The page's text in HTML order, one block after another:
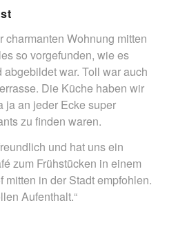
charmanten Wohnung mitten
so vorgefunden, wie es
abgebildet war. Toll war auch
Die Küche haben wir
ja an jeder Ecke super
zu finden waren.
und hat uns ein
zum Frühstücken in einem
mitten in der Stadt empfohlen.
Aufenthalt.“